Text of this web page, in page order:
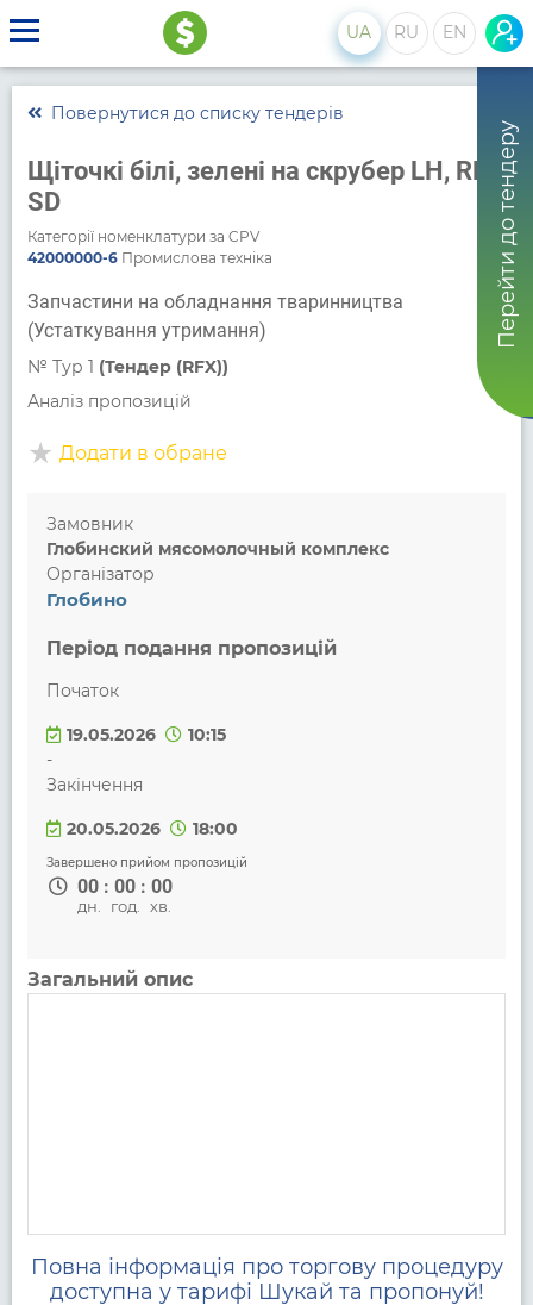
UA RU EN
Перейти до тендеру
Повернутися до списку тендерів
Щіточкі білі, зелені на скрубер LH, RH
SD
Категорії номенклатури за CPV
42000000-6Промислова техніка
Запчастини на обладнання тваринництва
(Устаткування утримання)
№ Тур 1 (Тендер (RFX))
Аналіз пропозицій
Додати в обране
Замовник
Глобинский мясомолочный комплекс
Організатор
Глобино
Період подання пропозицій
Початок
19.05.2026
10:15
-
Закінчення
20.05.2026 18:00
Завершено прийом пропозицій
00 : 00 : 00
дн. год. хв.
Загальний опис
Повна інформація про торгову процедуру
доступна у тарифі Шукай та пропонуй!